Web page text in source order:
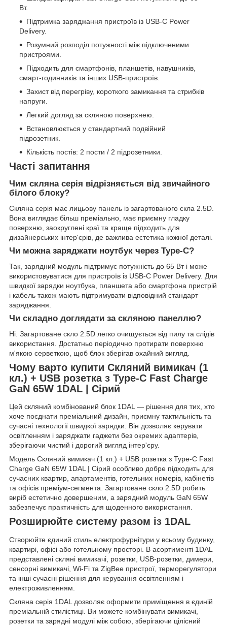
Вт.
Підтримка заряджання пристроїв із USB-C Power
Delivery.
Розумний розподіл потужності між підключеними
пристроями.
Підходить для смартфонів, планшетів, навушників,
смарт-годинників та інших USB-пристроїв.
Захист від перегріву, короткого замикання та стрибків
напруги.
Легкий догляд за скляною поверхнею.
Встановлюється у стандартний подвійний
підрозетник.
Кількість постів: 2 пости / 2 підрозетники.
Часті запитання
Чим скляна серія відрізняється від звичайного
білого блоку?
Скляна серія має лицьову панель із загартованого скла 2.5D.
Вона виглядає більш преміально, має приємну гладку
поверхню, заокруглені краї та краще підходить для
дизайнерських інтер'єрів, де важлива естетика кожної деталі.
Чи можна заряджати ноутбук через Type-C?
Так, зарядний модуль підтримує потужність до 65 Вт і може
використовуватися для пристроїв із USB-C Power Delivery. Для
швидкої зарядки ноутбука, планшета або смартфона пристрій
і кабель також мають підтримувати відповідний стандарт
заряджання.
Чи складно доглядати за скляною панеллю?
Ні. Загартоване скло 2.5D легко очищується від пилу та слідів
використання. Достатньо періодично протирати поверхню
м'якою серветкою, щоб блок зберігав охайний вигляд.
Чому варто купити Скляний вимикач (1
кл.) + USB розетка з Type-C Fast Charge
GaN 65W 1DAL | Сірий
Цей скляний комбінований блок 1DAL — рішення для тих, хто
хоче поєднати преміальний дизайн, приємну тактильність та
сучасні технології швидкої зарядки. Він дозволяє керувати
освітленням і заряджати гаджети без окремих адаптерів,
зберігаючи чистий і дорогий вигляд інтер'єру.
Модель Скляний вимикач (1 кл.) + USB розетка з Type-C Fast
Charge GaN 65W 1DAL | Сірий особливо добре підходить для
сучасних квартир, апартаментів, готельних номерів, кабінетів
та офісів преміум-сегмента. Загартоване скло 2.5D робить
виріб естетично довершеним, а зарядний модуль GaN 65W
забезпечує практичність для щоденного використання.
Розширюйте систему разом із 1DAL
Створюйте єдиний стиль електрофурнітури у всьому будинку,
квартирі, офісі або готельному просторі. В асортименті 1DAL
представлені скляні вимикачі, розетки, USB-розетки, димери,
сенсорні вимикачі, Wi-Fi та ZigBee пристрої, терморегулятори
та інші сучасні рішення для керування освітленням і
електроживленням.
Скляна серія 1DAL дозволяє оформити приміщення в єдиній
преміальній стилістиці. Ви можете комбінувати вимикачі,
розетки та зарядні модулі між собою, зберігаючи цілісний